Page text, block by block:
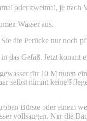
oder zweimal, je
Wasser aus.
die Perücke nur noch
das Gefäß. Jetzt
für 10 Minuten
selbst nimmt keine
Bürste oder einem
vollsaugen. Nur die